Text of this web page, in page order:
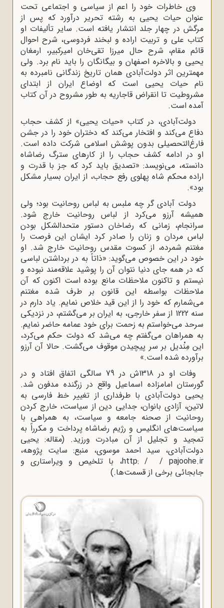
وی خاطرات خود را اعم از سیاسى و اجتماعى تحت
عنوان حیات یحیى به رشته‌ تحریر درآورد که پس از
مرگش در چهار جلد انتشار یافته است. سایر تألیفات او
کتاب على و تربیت اراده و لبخند فردوسى، شرح احوال
قائم مقام، شرح حال میرزا تقى‌خان امیرکبیر، ارمغان
یحیى و بالاخره اصفهان و بیگانگان را باید نام برد. ولى
مهمترین اثر دولت‌آبادى همان تاریخ زندگانى نامبرده به
نام حیات یحیى است که اوضاع ایران از ابتداى
مشروطیت تا انقراض قاجاریه به طور مشروح در آن کتاب
آمده است.
دولت‌آبادی، در کتاب «حیات یحیی» از کشف حجاب
دفاع می‌کند و افتخار می‌کند که دختران خود را در جشن
فارغ‌التحصیلی بدون پوشش اسلامی شرکت داده است.
او در ادامه کشف حجاب را از کارهای سترگ رضاشاه
دانسته، می‌نویسد: «تصدیق باید کرد که جز با قدرت و
اراده محکم شاه پهلوی رفع حجاب، از ایران بسیار مشکل
بود».
دولت آبادی گر چه ملبس به لباس روحانیت بود؛ ولی
همیشه آرزو می‌کرد از لباس روحانیت خارج شود.
سرانجام، زمانی که رضاخان دستور متحدالشکل بودن
لباس مردان و زنان را صادر کرد ایشان این فرصت را
مغتنم شمرده، از کسوت مقدس روحانیت خارج شد. او
خود در این خصوص می‌گوید: «ذاتاً به در برداشتن لباسی
که در همه جای دنیا نتوان آن را پوشید علاقه‌مند نبوده و
نیستم و تاکنون ملاحظات مانع بوده است اکنون که آن
ملاحظات بواسطه‌ این قانون بر طرف شده مغتنم
می‌شمارم که خود را از این قید خلاص نمایم. یاد دارم در
سنه 1222 از سفر خارجی، به ایران بر می‌گشتم، در نزدیکی
سرحد می‌خواستم به زحمت برای خود عمامه حاضر نمایم.
به همراهان می‌گفتم چه می‌شد که دولت حکم می‌کرد،
این مِنْدیل بر سر پیچیدن موقوف می‌گشت. حالا آن آرزو
برآورده شده است.»
وفات او در 1318ش در 79 سالگى اتفاق افتاد و در
گورستان امامزاده اسماعیل واقع در زرگنده مدفون شد.
یحیی دولت‌آبادی با طرفداری از تغییر خط فارسی به
لاتین، آزادی بانوان،‌ جدایی دین از سیاست،‌ خارج کردن
روحانیت از صحنه جامعه و سیاست، ‌به همراهی با
سیاست‌های انگلیس و رژیم رضاشاه پرداخت و مکرراً به
تمجید و تجلیل از آن مبادرت ورزید. (مقاله: یحیی
دولت‌آبادی، سید احمد موسوی، منبع: سایت پژوهه،
http: / / pajoohe.ir، با تلخیص و ویراستاری و
جابجائی برخی از قسمت‌ها.)